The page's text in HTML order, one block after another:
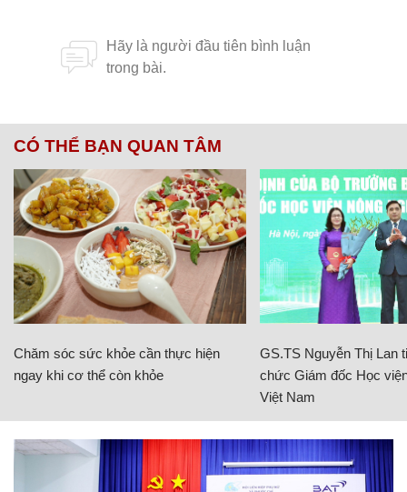
CÓ THỂ BẠN QUAN TÂM
Chăm sóc sức khỏe cần thực hiện
ngay khi cơ thể còn khỏe
GS.TS Nguyễn Thị Lan
chức Giám đốc Học
Việt Nam